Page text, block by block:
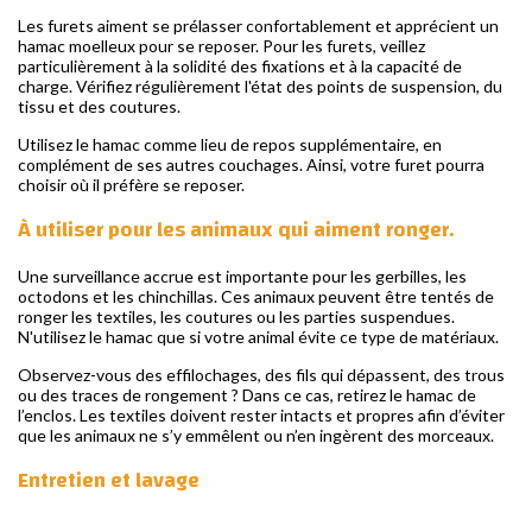
Les furets aiment se prélasser confortablement et apprécient un
hamac moelleux pour se reposer. Pour les furets, veillez
particulièrement à la solidité des fixations et à la capacité de
charge. Vérifiez régulièrement l'état des points de suspension, du
tissu et des coutures.
Utilisez le hamac comme lieu de repos supplémentaire, en
complément de ses autres couchages. Ainsi, votre furet pourra
choisir où il préfère se reposer.
À utiliser pour les animaux qui aiment ronger.
Une surveillance accrue est importante pour les gerbilles, les
octodons et les chinchillas. Ces animaux peuvent être tentés de
ronger les textiles, les coutures ou les parties suspendues.
N'utilisez le hamac que si votre animal évite ce type de matériaux.
Observez-vous des effilochages, des fils qui dépassent, des trous
ou des traces de rongement ? Dans ce cas, retirez le hamac de
l’enclos. Les textiles doivent rester intacts et propres afin d’éviter
que les animaux ne s’y emmêlent ou n’en ingèrent des morceaux.
Entretien et lavage